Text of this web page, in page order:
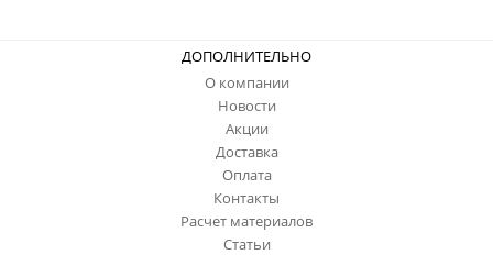
ДОПОЛНИТЕЛЬНО
О компании
Новости
Акции
Доставка
Оплата
Контакты
Расчет материалов
Статьи